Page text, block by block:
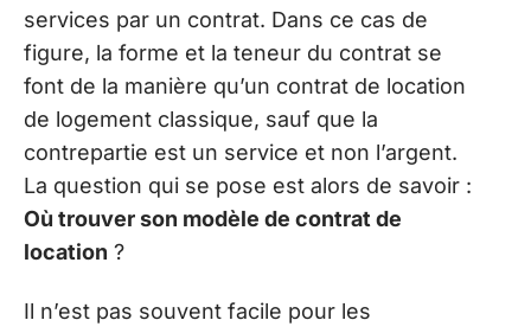
services par un contrat. Dans ce cas de
figure, la forme et la teneur du contrat se
font de la manière qu’un contrat de location
de logement classique, sauf que la
contrepartie est un service et non l’argent.
La question qui se pose est alors de savoir :
Où trouver son modèle de contrat de
location ?
Il n’est pas souvent facile pour les